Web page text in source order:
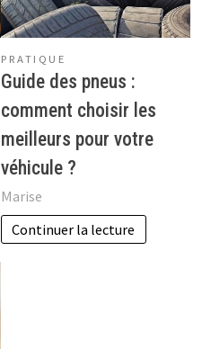
PRATIQUE
Guide des pneus :
comment choisir les
meilleurs pour votre
véhicule ?
Marise
Continuer la lecture